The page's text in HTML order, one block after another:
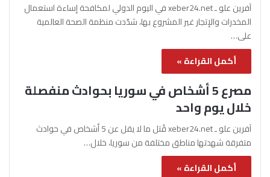
آفرين علو ـ xeber24.net في اليوم الدولي لمكافحة إساءة استعمال
المخدرات والإتجار غير المشروع بها، شدّدت منظمة الصحة العالمية
على…
أكمل القراءة »
مصرع 5 أشخاص في سوريا بحوادث منفصلة
خلال يوم واحد
آفرين علو ـ xeber24.net قُتل ما لا يقل عن 5 أشخاص في حوادث
متفرقة شهدتها مناطق مختلفة من سوريا، خلال…
أكمل القراءة »